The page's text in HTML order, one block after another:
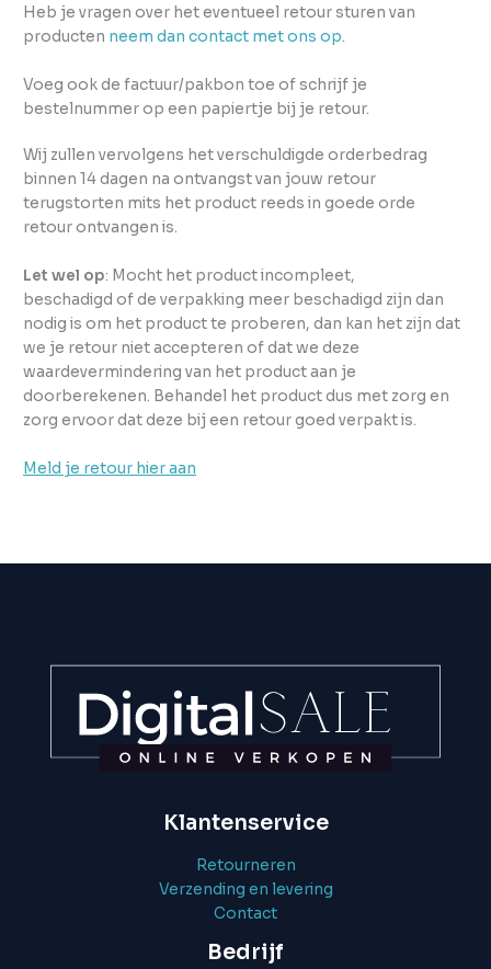
Heb je vragen over het eventueel retour sturen van
producten neem dan contact met ons op.
Voeg ook de factuur/pakbon toe of schrijf je
bestelnummer op een papiertje bij je retour.
Wij zullen vervolgens het verschuldigde orderbedrag
binnen 14 dagen na ontvangst van jouw retour
terugstorten mits het product reeds in goede orde
retour ontvangen is.
Let wel op: Mocht het product incompleet,
beschadigd of de verpakking meer beschadigd zijn dan
nodig is om het product te proberen, dan kan het zijn dat
we je retour niet accepteren of dat we deze
waardevermindering van het product aan je
doorberekenen. Behandel het product dus met zorg en
zorg ervoor dat deze bij een retour goed verpakt is.
Meld je retour hier aan
Klantenservice
Retourneren
Verzending en levering
Contact
Bedrijf